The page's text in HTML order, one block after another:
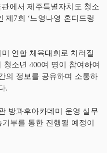
에서 제주특별자치도 청소
제7회 ‘느영나영 혼디드렁
연합 체육대회로 치러질
소년 400여 명이 참여하여
의 정보를 공유하며 소통하
.
방과후아카데미 운영 실무
부를 통한 진행될 예정이